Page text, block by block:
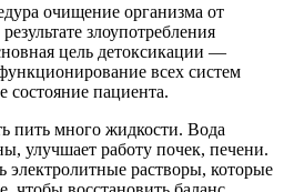
очищение организма от
злоупотребления
цель детоксикации —
всех систем
состояние пациента.
пить много жидкости. Вода
улучшает работу почек, печени.
электролитные растворы, которые